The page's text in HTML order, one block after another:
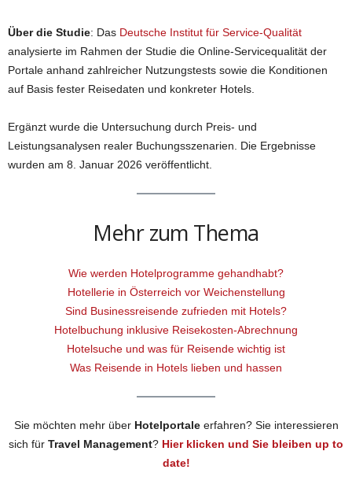
Über die Studie: Das Deutsche Institut für Service-Qualität
analysierte im Rahmen der Studie die Online-Servicequalität der
Portale anhand zahlreicher Nutzungstests sowie die Konditionen
auf Basis fester Reisedaten und konkreter Hotels.
Ergänzt wurde die Untersuchung durch Preis- und
Leistungsanalysen realer Buchungsszenarien. Die Ergebnisse
wurden am 8. Januar 2026 veröffentlicht.
Mehr zum Thema
Wie werden Hotelprogramme gehandhabt?
Hotellerie in Österreich vor Weichenstellung
Sind Businessreisende zufrieden mit Hotels?
Hotelbuchung inklusive Reisekosten-Abrechnung
Hotelsuche und was für Reisende wichtig ist
Was Reisende in Hotels lieben und hassen
Sie möchten mehr über Hotelportaleerfahren? Sie interessieren
sich für Travel Management? Hier klicken und Sie bleiben up to
date!